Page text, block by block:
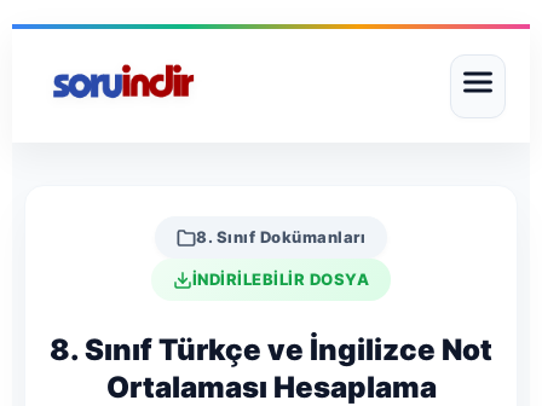
8. Sınıf Dokümanları
İNDİRİLEBİLİR DOSYA
8. Sınıf Türkçe ve İngilizce Not
Ortalaması Hesaplama